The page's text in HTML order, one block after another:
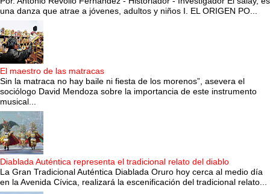
una danza que atrae a jóvenes, adultos y niños I. EL ORIGEN PO...
El maestro de las matracas
Sin la matraca no hay baile ni fiesta de los morenos”, asevera el
sociólogo David Mendoza sobre la importancia de este instrumento
musical...
Diablada Auténtica representa el tradicional relato del diablo
La Gran Tradicional Auténtica Diablada Oruro hoy cerca al medio día
en la Avenida Cívica, realizará la escenificación del tradicional relato...